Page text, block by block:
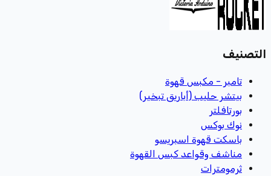
التصنيف
تامبر - مكبس قهوة
بيتشر حليب (أباريق تبخير)
بورتافلتر
نوك بوكس
باسكت قهوة اسبريسو
مناشف وقواعد كبس القهوة
ثرمومترات